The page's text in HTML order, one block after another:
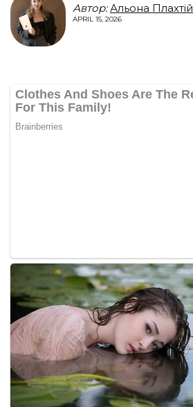
Автор: Альона Плахтій
APRIL 15, 2026